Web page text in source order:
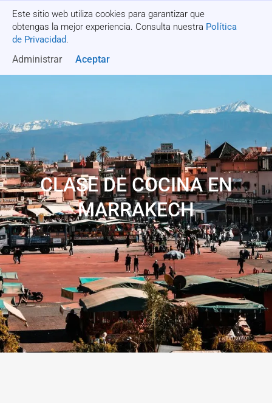
Este sitio web utiliza cookies para garantizar que
obtengas la mejor experiencia. Consulta nuestra Política
de Privacidad.
Administrar Aceptar
Recibe una cotización
CLASE DE COCINA EN
MARRAKECH